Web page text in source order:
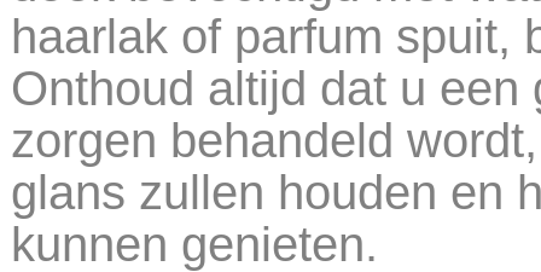
haarlak of parfum spuit,
Onthoud altijd dat u
zorgen behandeld
glans zullen houden en
kunnen genieten.